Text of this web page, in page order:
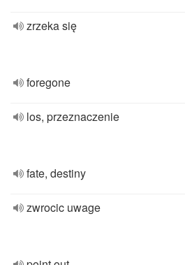
zrzeka się
foregone
los, przeznaczenie
fate, destiny
zwrocic uwage